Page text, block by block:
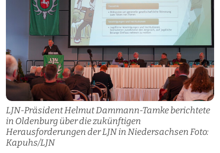
LJN-Präsident Helmut Dammann-Tamke berichtete
in Oldenburg über die zukünftigen
Herausforderungen der LJN in Niedersachsen Foto:
Kapuhs/LJN